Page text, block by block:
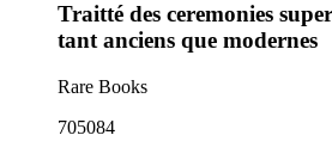
Traitté des ceremonies
tant anciens que modernes
Rare Books
705084